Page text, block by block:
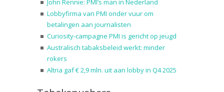
John Rennie: PMI’s man in Nederland
Lobbyfirma van PMI onder vuur om
betalingen aan journalisten
Curiosity-campagne PMI is gericht op jeugd
Australisch tabaksbeleid werkt: minder
rokers
Altria gaf € 2,9 mln. uit aan lobby in Q4 2025